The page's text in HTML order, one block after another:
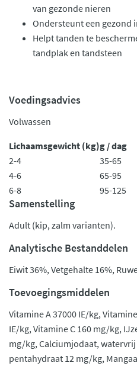
van gezonde nieren
Ondersteunt een gezond
Helpt tanden te
tandplak en tandsteen
Voedingsadvies
Volwassen
Lichaamsgewicht (kg)g / dag
2-4
35-65
4-6
65-95
6-8
95-125
Samenstelling
Adult (kip, zalm varianten).
Analytische Bestanddelen
Eiwit 36%, Vetgehalte 16%,
Toevoegingsmiddelen
Vitamine A 37000 IE/kg,
IE/kg, Vitamine C 160 mg/kg,
mg/kg, Calciumjodaat,
pentahydraat 12 mg/kg,